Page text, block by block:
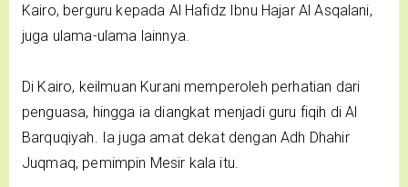
Kairo, berguru kepada Al Hafidz Ibnu Hajar Al Asqalani,
juga ulama-ulama lainnya.
Di Kairo, keilmuan Kurani memperoleh perhatian dari
penguasa, hingga ia diangkat menjadi guru fiqih di Al
Barquqiyah. Ia juga amat dekat dengan Adh Dhahir
Juqmaq, pemimpin Mesir kala itu.